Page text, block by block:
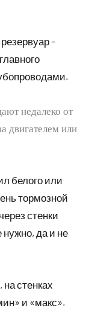
–
недалеко от
двигателем или
белого или
тормозной
стенки
нужно, да и не
стенках
и «макс».